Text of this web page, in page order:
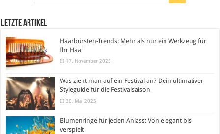
Letzte Artikel
Haarbürsten-Trends: Mehr als nur ein Werkzeug für
Ihr Haar
17. November 2025
Was zieht man auf ein Festival an? Dein ultimativer
Styleguide für die Festivalsaison
30. Mai 2025
Blumenringe für jeden Anlass: Von elegant bis
verspielt